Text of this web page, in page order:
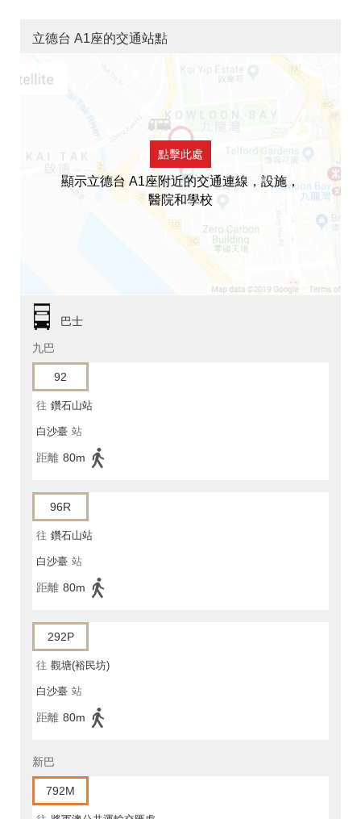
立德台 A1座的交通站點
點擊此處
顯示立德台 A1座附近的交通連線，設施，
醫院和學校
巴士
九巴
92
往 鑽石山站
白沙臺 站
距離 80m
96R
往 鑽石山站
白沙臺 站
距離 80m
292P
往 觀塘(裕民坊)
白沙臺 站
距離 80m
新巴
792M